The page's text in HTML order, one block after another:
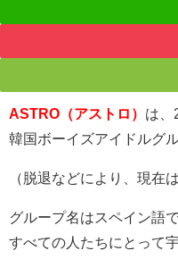
ASTRO（アストロ） は、
韓国ボーイズアイドルグ
（脱退などにより、現在
グループ名はスペイン語
すべての人たちにとって